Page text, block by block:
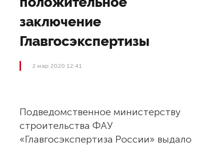
заключение
Главгосэкспертизы
2 мар 2020 12:41
Подведомственное министерству
строительства ФАУ
«Главгосэкспертиза России» выдало